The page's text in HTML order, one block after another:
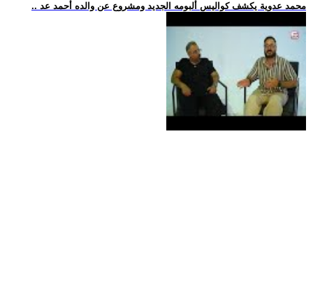
.. محمد عدوية يكشف كواليس ألبومه الجديد ومشروع عن والده أحمد عد